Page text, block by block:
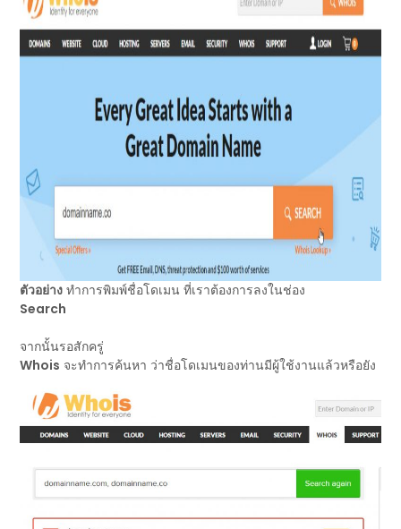
ตัวอย่าง ทำการพิมพ์ชื่อโดเมน ที่เราต้องการลงในช่อง
Search
จากนั้นรอสักครู่
Whois จะทำการค้นหา ว่าชื่อโดเมนของท่านมีผู้ใช้งานแล้วหรือยัง